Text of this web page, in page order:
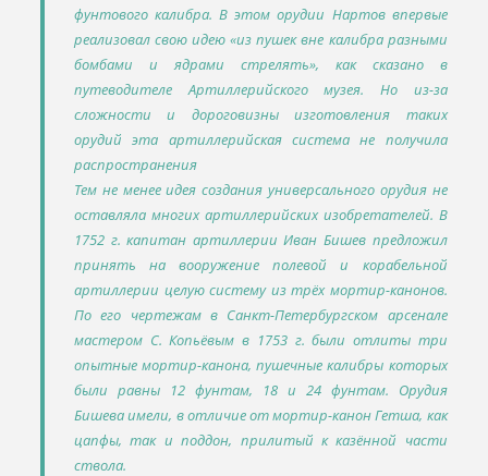
фунтового калибра. В этом орудии Нартов впервые
реализовал свою идею «из пушек вне калибра разными
бомбами и ядрами стрелять», как сказано в
путеводителе Артиллерийского музея. Но из-за
сложности и дороговизны изготовления таких
орудий эта артиллерийская система не получила
распространения
Тем не менее идея создания универсального орудия не
оставляла многих артиллерийских изобретателей. В
1752 г. капитан артиллерии Иван Бишев предложил
принять на вооружение полевой и корабельной
артиллерии целую систему из трёх мортир-канонов.
По его чертежам в Санкт-Петербургском арсенале
мастером С. Копьёвым в 1753 г. были отлиты три
опытные мортир-канона, пушечные калибры которых
были равны 12 фунтам, 18 и 24 фунтам. Орудия
Бишева имели, в отличие от мортир-канон Гетша, как
цапфы, так и поддон, прилитый к казённой части
ствола.